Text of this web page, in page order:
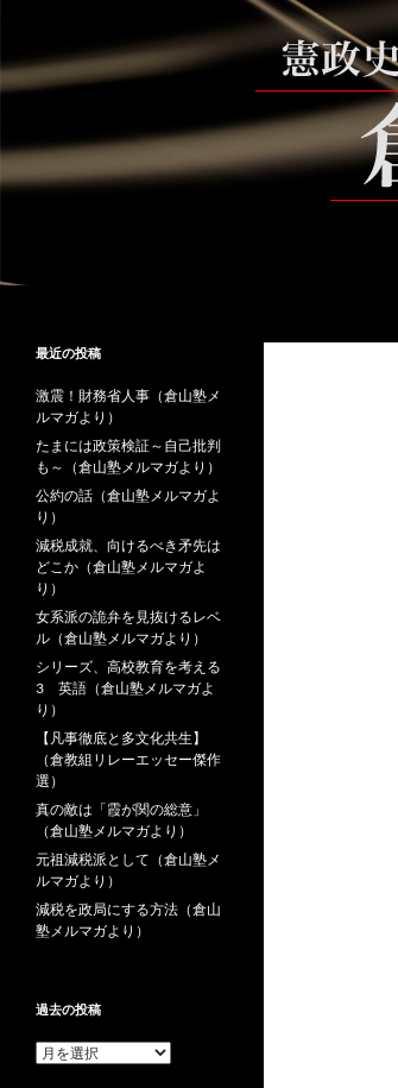
テ
ン
へ
ス
倉山満の砦～誰も教えない時事と教
最近の投稿
激震！財務省人事（倉山塾メ
ルマガより）
たまには政策検証～自己批判
も～（倉山塾メルマガより）
公約の話（倉山塾メルマガよ
り）
減税成就、向けるべき矛先は
どこか（倉山塾メルマガよ
り）
女系派の詭弁を見抜けるレベ
ル（倉山塾メルマガより）
シリーズ、高校教育を考える
3 英語（倉山塾メルマガよ
り）
【凡事徹底と多文化共生】
（倉教組リレーエッセー傑作
選）
真の敵は「霞が関の総意」
（倉山塾メルマガより）
元祖減税派として（倉山塾メ
ルマガより）
減税を政局にする方法（倉山
塾メルマガより）
過去の投稿
過